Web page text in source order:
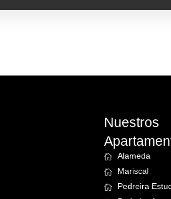
Nuestros
Alameda
Mariscal
Pedreira